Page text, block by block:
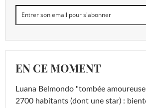
EN CE MOMENT
Luana Belmondo "tombée
2700 habitants (dont une star) :